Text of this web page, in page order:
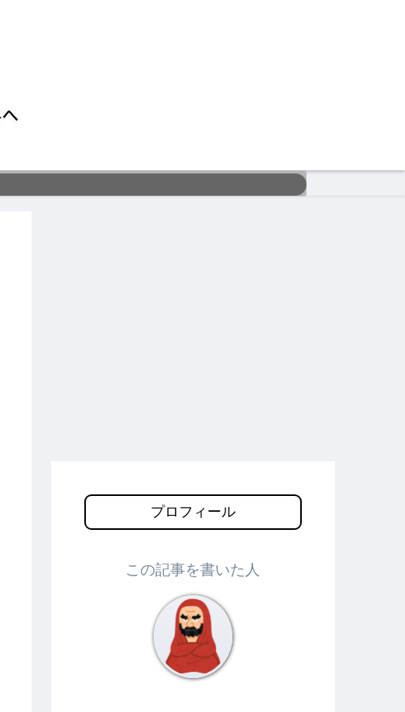
プロフィール
この記事を書いた人